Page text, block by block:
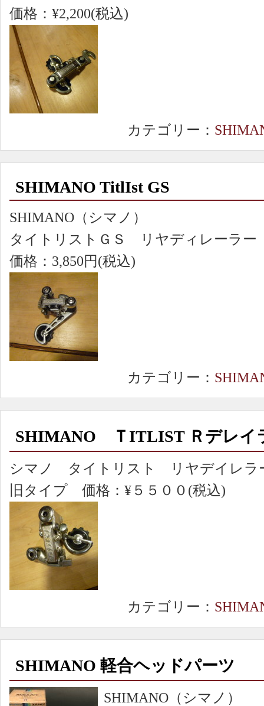
価格：¥2,200(税込)
カテゴリー：
SHIMANO TitlIst GS
SHIMANO（シマノ）
タイトリストＧＳ リヤディレーラー
価格：3,850円(税込)
カテゴリー：
SHIMANO ＴITLIST Ｒデレイ
シマノ タイトリスト リヤデイレラ
旧タイプ 価格：¥５５００(税込)
カテゴリー：
SHIMANO 軽合ヘッドパーツ
SHIMANO（シマノ）